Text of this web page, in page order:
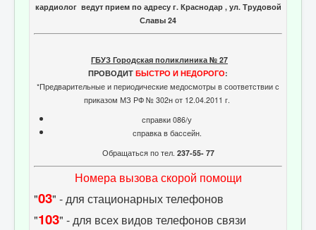
кардиолог ведут прием по адресу г. Краснодар , ул. Трудовой
Славы 24
ГБУЗ Городская поликлиника № 27
ПРОВОДИТ БЫСТРО И НЕДОРОГО:
*Предварительные и периодические медосмотры в соответствии с
приказом МЗ РФ № 302н от 12.04.2011 г.
справки 086/у
справка в бассейн.
Обращаться по тел. 237-55- 77
Номера вызова скорой помощи
"03" - для стационарных телефонов
"103" - для всех видов телефонов связи